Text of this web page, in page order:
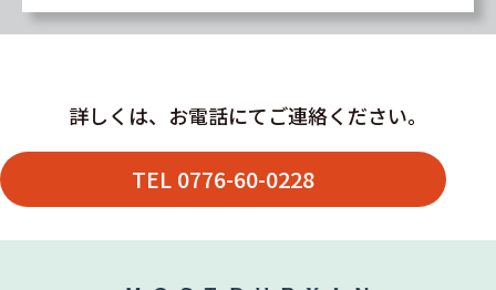
詳しくは、お電話にてご連絡ください。
TEL 0776-60-0228